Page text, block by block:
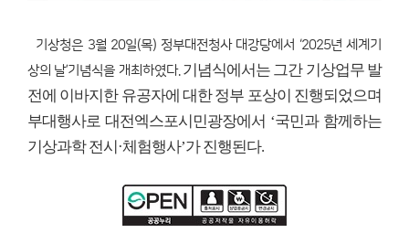
기상청은 3월 20일(목) 정부대전청사 대강당에서 ‘2025년 세계기
상의 날’기념식을 개최하였다.기념식에서는 그간 기상업무 발
전에 이바지한 유공자에 대한 정부 포상이 진행되었으며
부대행사로 대전엑스포시민광장에서 ‘국민과 함께하는
기상과학 전시·체험행사’가 진행된다.